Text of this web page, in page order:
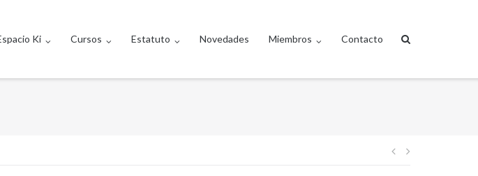
Ki Cursos Estatuto Novedades Miembros Contacto
Navegación